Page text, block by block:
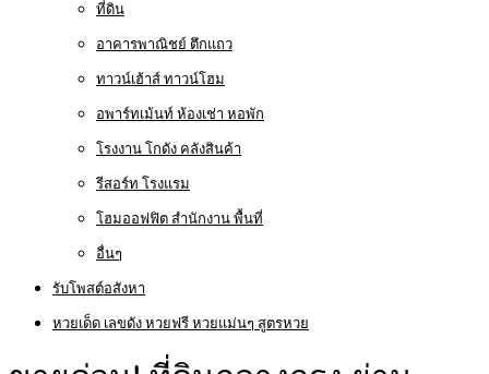
ที่ดิน
อาคารพาณิชย์ ตึกแถว
ทาวน์เฮ้าส์ ทาวน์โฮม
อพาร์ทเม้นท์ ห้องเช่า หอพัก
โรงงาน โกดัง คลังสินค้า
รีสอร์ท โรงแรม
โฮมออฟฟิต สำนักงาน พื้นที่
อื่นๆ
รับโพสต์อสังหา
หวยเด็ด เลขดัง หวยฟรี หวยแม่นๆ สูตรหวย